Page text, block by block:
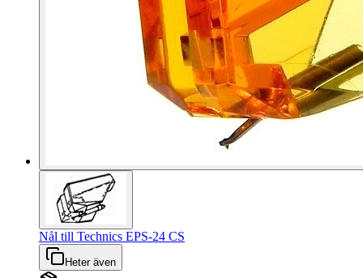
Nål till Technics EPS-24 CS
Heter även